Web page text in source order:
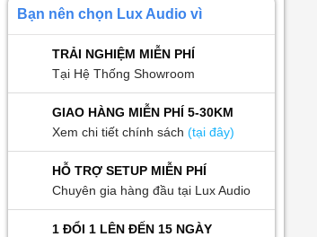
Bạn nên chọn Lux Audio vì
TRẢI NGHIỆM MIỄN PHÍ
Tại Hệ Thống Showroom
GIAO HÀNG MIỄN PHÍ 5-30KM
Xem chi tiết chính sách (tại đây)
HỖ TRỢ SETUP MIỄN PHÍ
Chuyên gia hàng đầu tại Lux Audio
1 ĐỔI 1 LÊN ĐẾN 15 NGÀY